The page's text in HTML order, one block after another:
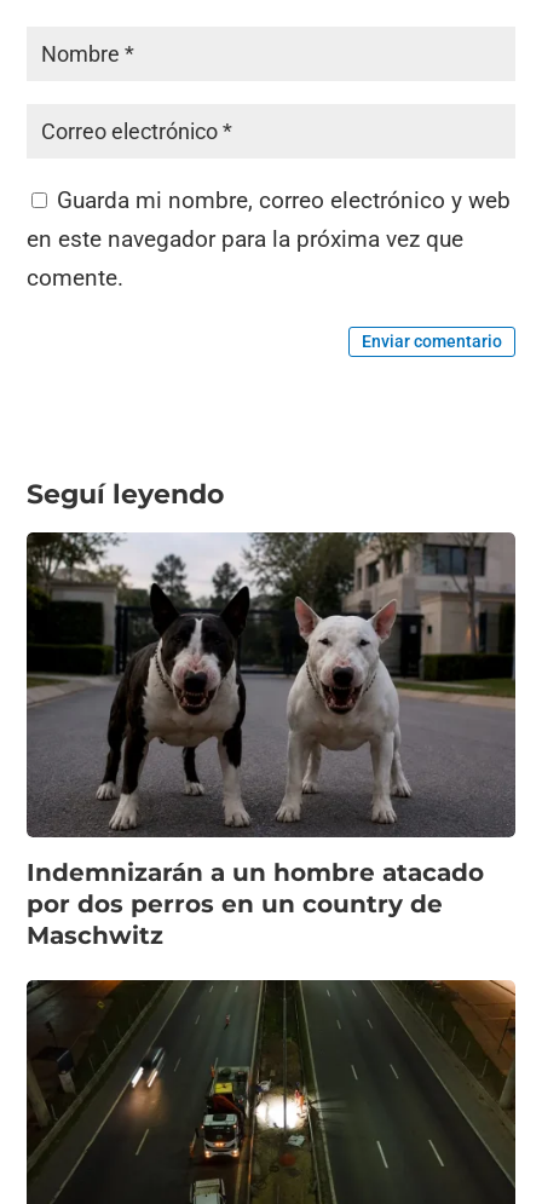
Guarda mi nombre, correo electrónico y web
en este navegador para la próxima vez que
comente.
Enviar comentario
Seguí leyendo
Indemnizarán a un hombre atacado
por dos perros en un country de
Maschwitz